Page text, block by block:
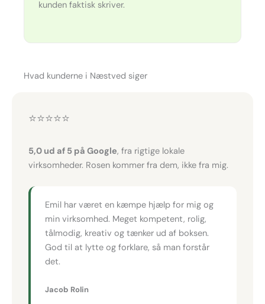
kunden faktisk skriver.
Hvad kunderne i Næstved siger
⭐⭐⭐⭐⭐
5,0 ud af 5 på Google, fra rigtige lokale
virksomheder. Rosen kommer fra dem, ikke fra mig.
Emil har været en kæmpe hjælp for mig og
min virksomhed. Meget kompetent, rolig,
tålmodig, kreativ og tænker ud af boksen.
God til at lytte og forklare, så man forstår
det.
Jacob Rolin